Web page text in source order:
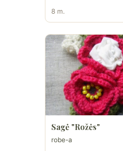
8 m.
Sagė "Rožės"
robe-a